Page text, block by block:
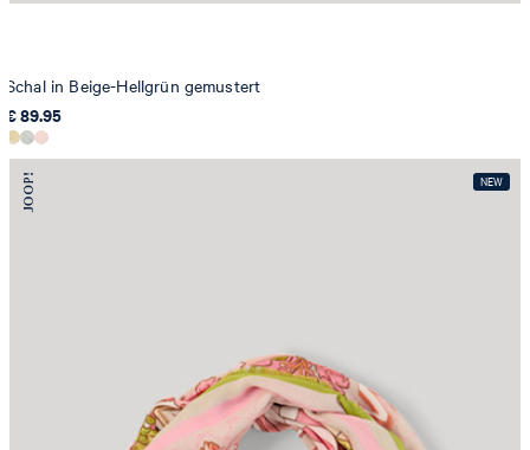
Schal in Beige-Hellgrün gemustert
€ 89.95